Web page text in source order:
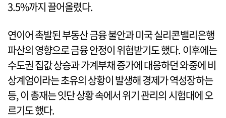
3.5%까지 끌어올렸다.
연이어 촉발된 부동산 금융 불안과 미국 실리콘밸리은행
파산의 영향으로 금융 안정이 위협받기도 했다. 이후에는
수도권 집값 상승과 가계부채 증가에 대응하던 와중에 비
상계엄이라는 초유의 상황이 발생해 경제가 역성장하는
등, 이 총재는 잇단 상황 속에서 위기 관리의 시험대에 오
르기도 했다.